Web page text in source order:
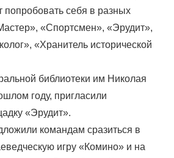
попробовать себя в разных
«Спортсмен», «Эрудит»,
«Хранитель исторической
библиотеки им Николая
году, пригласили
«Эрудит».
командам сразиться в
игру «Комино» и на